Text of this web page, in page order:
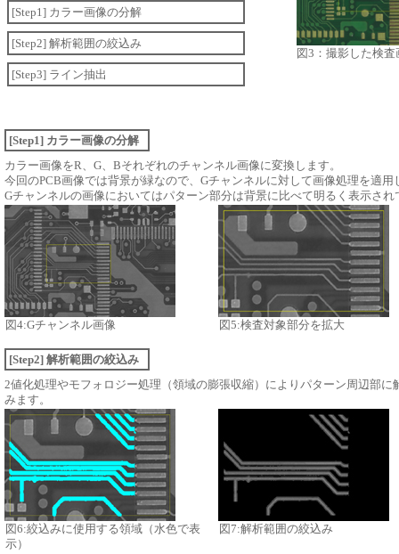
[Step1] カラー画像の分解
[Step2] 解析範囲の絞込み
[Step3] ライン抽出
図3：撮影した検査
[Step1] カラー画像の分解
カラー画像をR、G、Bそれぞれのチャンネル画像に変換します。
今回のPCB画像では背景が緑なので、Gチャンネルに対して画像処理を適用
Gチャンネルの画像においてはパターン部分は背景に比べて明るく表示さ
図4:Gチャンネル画像 図5:検査対象部分を拡大
[Step2] 解析範囲の絞込み
2値化処理やモフォロジー処理（領域の膨張収縮）によりパターン周辺部に
みます。
図6:絞込みに使用する領域（水色で表
示）
図7:解析範囲の絞込み